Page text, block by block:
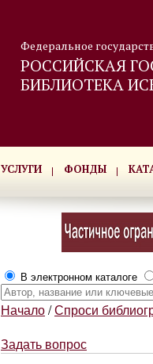
Федеральное
РОССИЙСКАЯ
БИБЛИОТЕКА
УСЛУГИ ФОНДЫ
В электронном каталоге
Начало/Спроси
Задать вопрос